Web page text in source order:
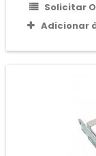
Solicitar
Adicionar